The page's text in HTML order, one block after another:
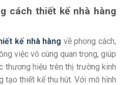
cách thiết kế nhà hàng
kế nhà hàng về phong cách,
việc vô cùng quan trọng, giúp
thương hiệu trên thị trường kinh
tạo thiết kế thu hút. Với mô hình